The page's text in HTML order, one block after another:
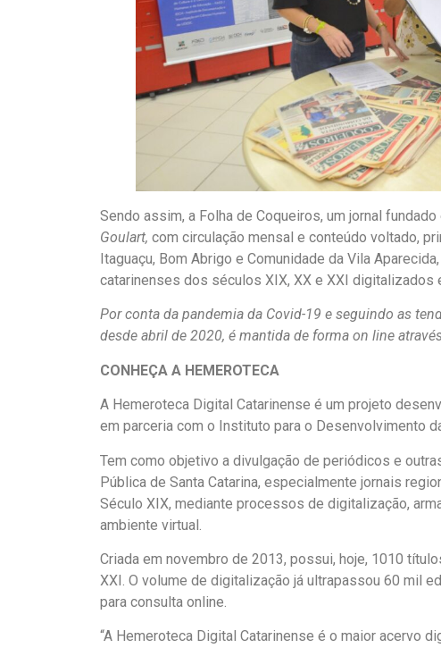
Sendo assim, a Folha de Coqueiros, um jornal
Goulart, com circulação mensal e conteúdo voltado,
Itaguaçu, Bom Abrigo e Comunidade da Vila
catarinenses dos séculos XIX, XX e XXI
Por conta da pandemia da Covid-19 e seguindo as
desde abril de 2020, é mantida de forma on line
CONHEÇA A HEMEROTECA
A Hemeroteca Digital Catarinense é um projeto
em parceria com o Instituto para o Desenvolvimento
Tem como objetivo a divulgação de periódicos e
Pública de Santa Catarina, especialmente jornais
Século XIX, mediante processos de digitalização,
ambiente virtual.
Criada em novembro de 2013, possui, hoje, 1010
XXI. O volume de digitalização já ultrapassou 60 mil
para consulta online.
“A Hemeroteca Digital Catarinense é o maior acervo